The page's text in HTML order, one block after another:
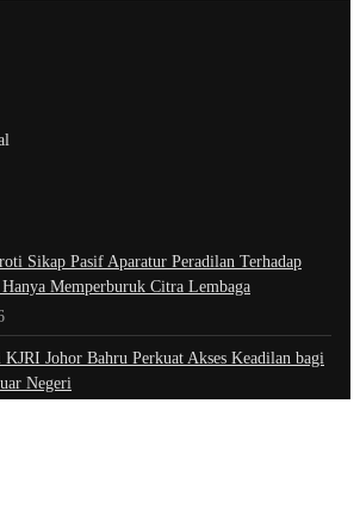
Sikap Pasif Aparatur Peradilan Terhadap
Memperburuk Citra Lembaga
Johor Bahru Perkuat Akses Keadilan bagi
Negeri